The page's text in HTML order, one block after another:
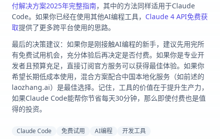
付解决方案2025年完整指南，其中的方法同样适用于Claude
Code。如果你已经在使用其他AI编程工具， Claude 4 API免费获
取提供了更多跨平台使用的思路。
最后的决策建议：如果你是刚接触AI编程的新手，建议先用完所
有免费试用机会，充分体验后再决定是否付费。如果你是专业开
发者且预算充足，直接订阅官方服务可以获得最佳体验。如果你
希望长期低成本使用，混合方案配合中国本地化服务（如前述的
laozhang.ai）是最佳选择。记住，工具的价值在于提升生产力，
如果Claude Code能帮你节省每天30分钟，那么即使付费也是值
得的投资。
Claude Code 免费试用 AI编程 开发工具